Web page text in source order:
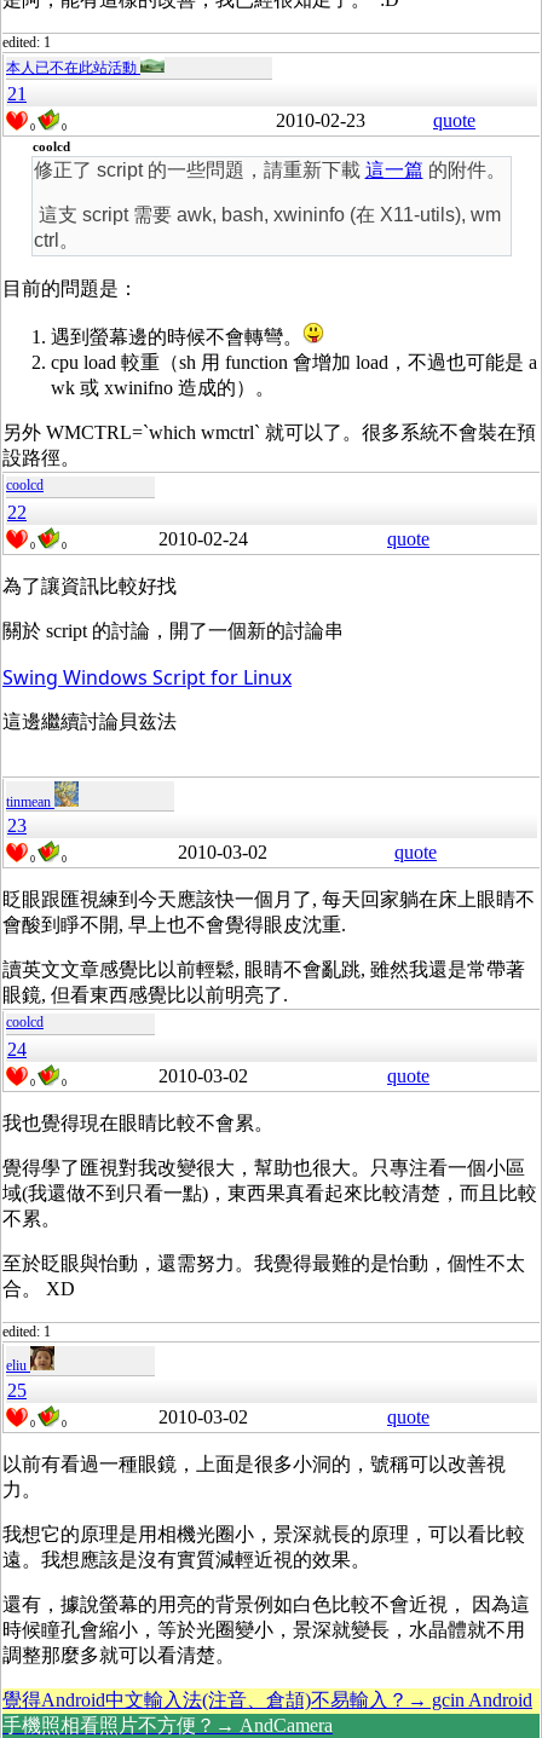
edited: 1
本人已不在此站活動
21
0 0 2010-02-23 quote
coolcd
修正了 script 的一些問題，請重新下載 這一篇 的附件。
這支 script 需要 awk, bash, xwininfo (在 X11-utils), wm
ctrl。
目前的問題是：
遇到螢幕邊的時候不會轉彎。
cpu load 較重（sh 用 function 會增加 load，不過也可能是 a
wk 或 xwinifno 造成的）。
另外 WMCTRL=`which wmctrl` 就可以了。很多系統不會裝在預
設路徑。
coolcd
22
0 0 2010-02-24 quote
為了讓資訊比較好找
關於 script 的討論，開了一個新的討論串
Swing Windows Script for Linux
這邊繼續討論貝兹法
tinmean
23
0 0 2010-03-02 quote
眨眼跟匯視練到今天應該快一個月了, 每天回家躺在床上眼睛不
會酸到睜不開, 早上也不會覺得眼皮沈重.
讀英文文章感覺比以前輕鬆, 眼睛不會亂跳, 雖然我還是常帶著
眼鏡, 但看東西感覺比以前明亮了.
coolcd
24
0 0 2010-03-02 quote
我也覺得現在眼睛比較不會累。
覺得學了匯視對我改變很大，幫助也很大。只專注看一個小區
域(我還做不到只看一點)，東西果真看起來比較清楚，而且比較
不累。
至於眨眼與怡動，還需努力。我覺得最難的是怡動，個性不太
合。 XD
edited: 1
eliu
25
0 0 2010-03-02 quote
以前有看過一種眼鏡，上面是很多小洞的，號稱可以改善視
力。
我想它的原理是用相機光圈小，景深就長的原理，可以看比較
遠。我想應該是沒有實質減輕近視的效果。
還有，據說螢幕的用亮的背景例如白色比較不會近視， 因為這
時候瞳孔會縮小，等於光圈變小，景深就變長，水晶體就不用
調整那麼多就可以看清楚。
覺得Android中文輸入法(注音、倉頡)不易輸入？→ gcin Android
手機照相看照片不方便？→ AndCamera